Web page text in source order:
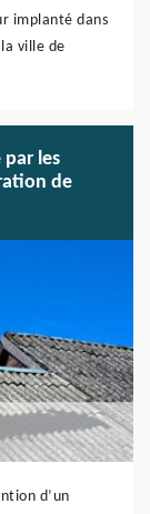
implanté dans
ville de
par les
de
d’un